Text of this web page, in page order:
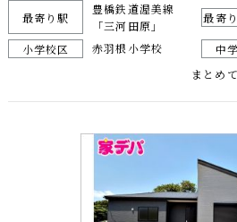
最寄り駅
豊橋鉄道渥美線
「三河田原」
最寄
小学校区 赤羽根小学校 中
まとめ